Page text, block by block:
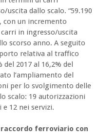
dallo scalo. “59.190
un incremento
in ingresso/uscita
scorso anno. A seguito
relativa al traffico
2017 al 16,2% del
l’ampliamento del
per lo svolgimento delle
scalo: 19 autorizzazioni
12 nei servizi.
ferroviario con